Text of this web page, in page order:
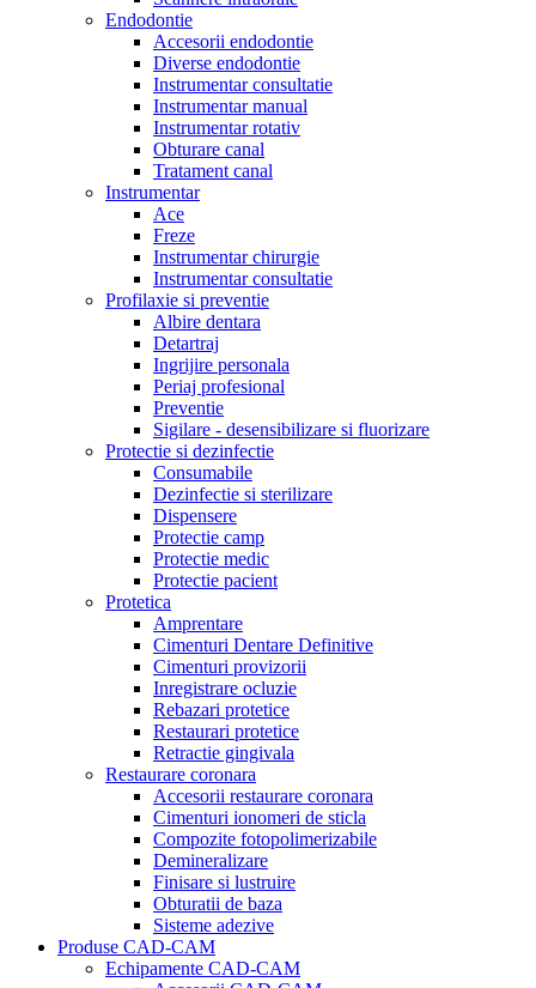
Endodontie
Accesorii endodontie
Diverse endodontie
Instrumentar consultatie
Instrumentar manual
Instrumentar rotativ
Obturare canal
Tratament canal
Instrumentar
Ace
Freze
Instrumentar chirurgie
Instrumentar consultatie
Profilaxie si preventie
Albire dentara
Detartraj
Ingrijire personala
Periaj profesional
Preventie
Sigilare - desensibilizare si fluorizare
Protectie si dezinfectie
Consumabile
Dezinfectie si sterilizare
Dispensere
Protectie camp
Protectie medic
Protectie pacient
Protetica
Amprentare
Cimenturi Dentare Definitive
Cimenturi provizorii
Inregistrare ocluzie
Rebazari protetice
Restaurari protetice
Retractie gingivala
Restaurare coronara
Accesorii restaurare coronara
Cimenturi ionomeri de sticla
Compozite fotopolimerizabile
Demineralizare
Finisare si lustruire
Obturatii de baza
Sisteme adezive
Produse CAD-CAM
Echipamente CAD-CAM